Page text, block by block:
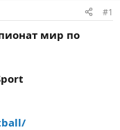
#1
мир по